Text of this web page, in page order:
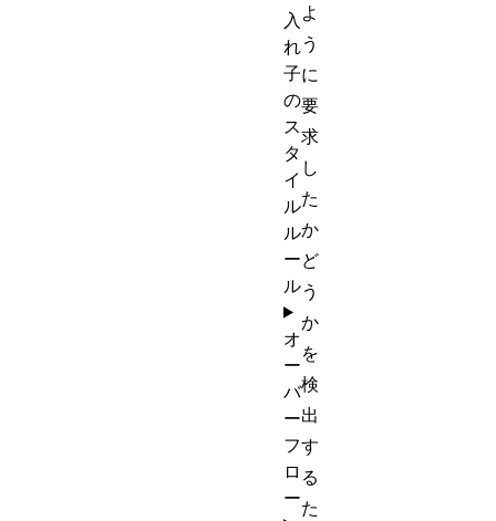
よ
う
に
要
求
し
た
か
ど
う
か
を
検
出
す
る
た
入
れ
子
の
ス
タ
イ
ル
ル
ー
ル
オ
ー
バ
ー
フ
ロ
ー